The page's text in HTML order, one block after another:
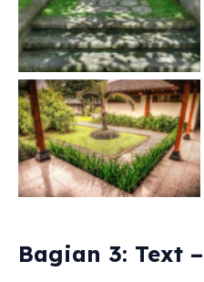
Caption 1
Caption 3
Bagian 3: Text